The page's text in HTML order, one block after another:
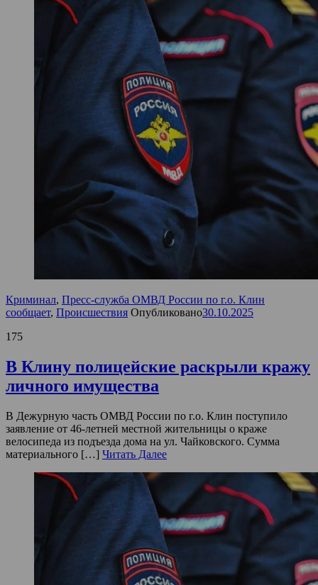
Криминал, Пресс-служба ОМВД России по г.о. Клин
сообщает, Происшествия Опубликовано30.10.2025
175
В Клину полицейские раскрыли кражу
личного имущества
В Дежурную часть ОМВД России по г.о. Клин поступило
заявление от 46-летней местной жительницы о краже
велосипеда из подъезда дома на ул. Чайковского. Сумма
материального […] Читать Далее